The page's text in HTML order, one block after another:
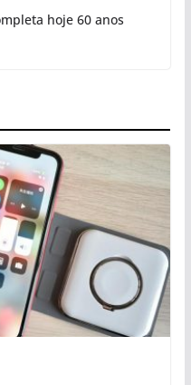
hoje 60 anos